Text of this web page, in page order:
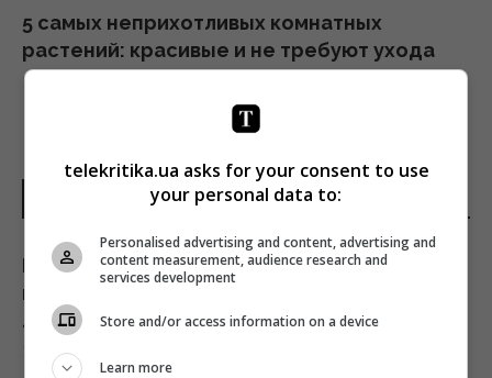
5 самых неприхотливых комнатных
растений: красивые и не требуют ухода
12:00 понедельник, 10 августа 2026
украинская блогерша попала в аварию
11:45 понедельник, 10 августа 2026
Кардиолог назвал самый опасный напиток
для сердца
11:38 понедельник, 10 августа 2026
ПОСЛЕДНИЕ НОВОСТИ
Как убрать пыль с растений: простой трюк,
который заменит нудное протирание
листьев
10 августа 2026, 12:24
telekritika.ua asks for your consent to use
your personal data to:
Personalised advertising and content, advertising and
content measurement, audience research and
services development
Store and/or access information on a device
Learn more